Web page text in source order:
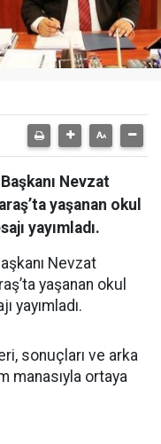
Nevzat
yaşanan okul
yayımladı.
Nevzat
yaşanan okul
yayımladı.
sonuçları ve arka
manasıyla ortaya